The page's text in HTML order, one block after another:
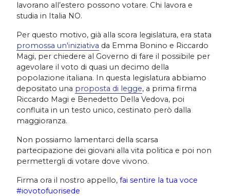
lavorano all’estero possono votare. Chi lavora e
studia in Italia NO.
Per questo motivo, già alla scora legislatura, era stata
promossa un'iniziativa da Emma Bonino e Riccardo
Magi, per chiedere al Governo di fare il possibile per
agevolare il voto di quasi un decimo della
popolazione italiana. In questa legislatura abbiamo
depositato una proposta di legge, a prima firma
Riccardo Magi e Benedetto Della Vedova, poi
confluita in un testo unico, cestinato però dalla
maggioranza.
Non possiamo lamentarci della scarsa
partecipazione dei giovani alla vita politica e poi non
permettergli di votare dove vivono.
Firma ora il nostro appello, fai sentire la tua voce
#iovotofuorisede